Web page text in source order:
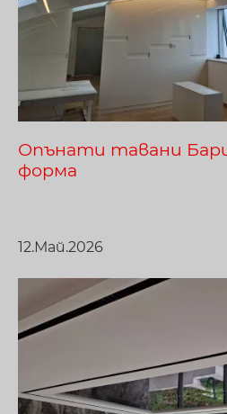
Опънати тавани
форма
12.Май.2026